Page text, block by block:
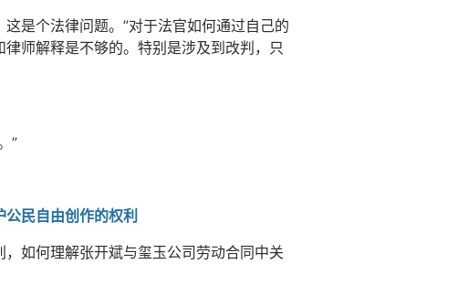
是个法律问题。”对于法官如何通过自己的
师解释是不够的。特别是涉及到改判，只
”
民自由创作的权利
如何理解张开斌与玺玉公司劳动合同中关